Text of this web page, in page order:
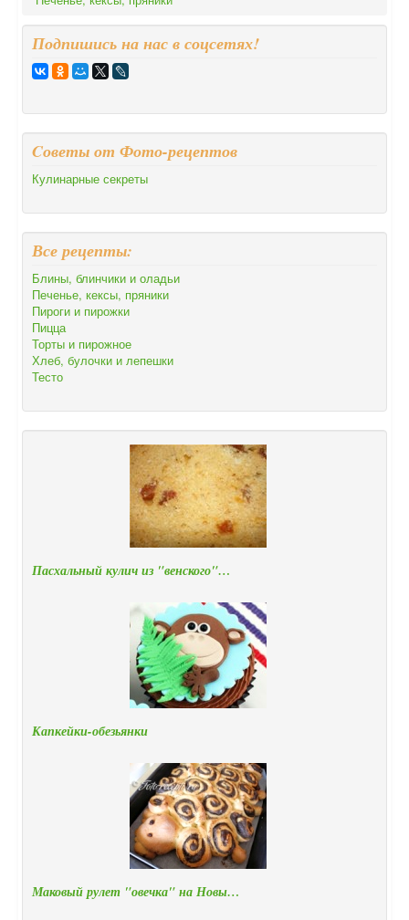
Подпишись на нас в соцсетях!
Cоветы от Фото-рецептов
Кулинарные секреты
Все рецепты:
Блины, блинчики и оладьи
Печенье, кексы, пряники
Пироги и пирожки
Пицца
Торты и пирожное
Хлеб, булочки и лепешки
Тесто
Пасхальный кулич из "венского"…
Капкейки-обезьянки
Маковый рулет "овечка" на Новы…